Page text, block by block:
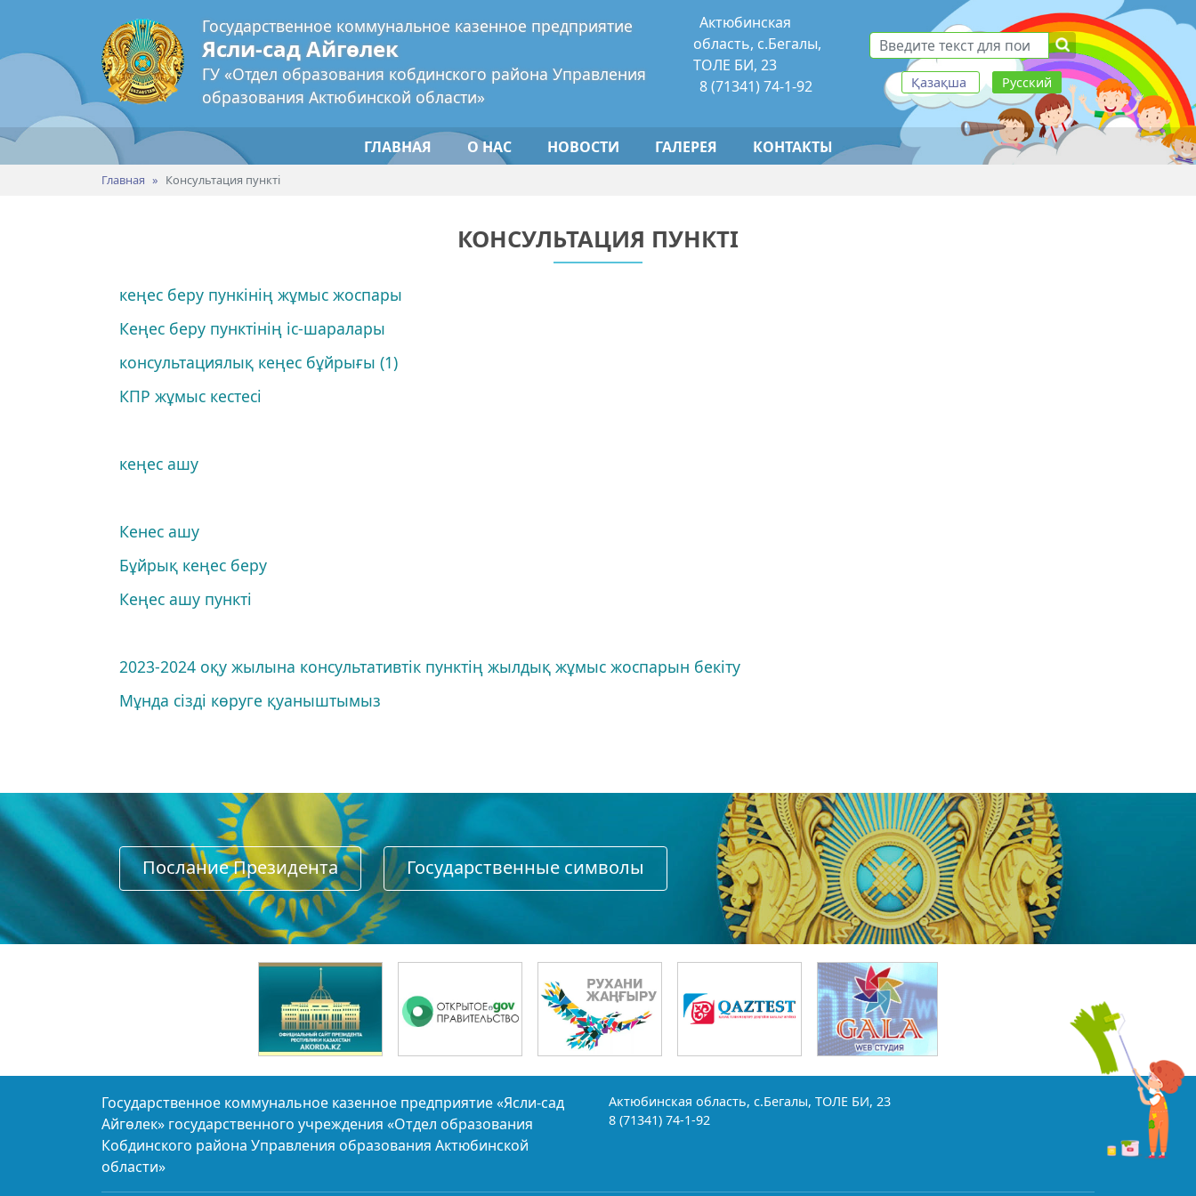
Государственное коммунальное казенное предприятие
Ясли-сад Айгөлек
ГУ «Отдел образования кобдинского района Управления
образования Актюбинской области»
Актюбинская
область, с.Бегалы,
ТОЛЕ БИ, 23
8 (71341) 74-1-92
Қазақша Русский
ГЛАВНАЯ О НАС НОВОСТИ ГАЛЕРЕЯ КОНТАКТЫ
Главная Консультация пункті
КОНСУЛЬТАЦИЯ ПУНКТІ
кеңес беру пункінің жұмыс жоспары
Кеңес беру пунктінің іс-шаралары
консультациялық кеңес бұйрығы (1)
КПР жұмыс кестесі
кеңес ашу
Кенес ашу
Бұйрық кеңес беру
Кеңес ашу пункті
2023-2024 оқу жылына консультативтік пунктің жылдық жұмыс жоспарын бекіту
Мұнда сізді көруге қуаныштымыз
Послание Президента Государственные символы
Государственное коммунальное казенное предприятие «Ясли-сад
Айгөлек» государственного учреждения «Отдел образования
Кобдинского района Управления образования Актюбинской
области»
Актюбинская область, с.Бегалы, ТОЛЕ БИ, 23
8 (71341) 74-1-92